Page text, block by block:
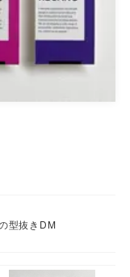
型抜きDM